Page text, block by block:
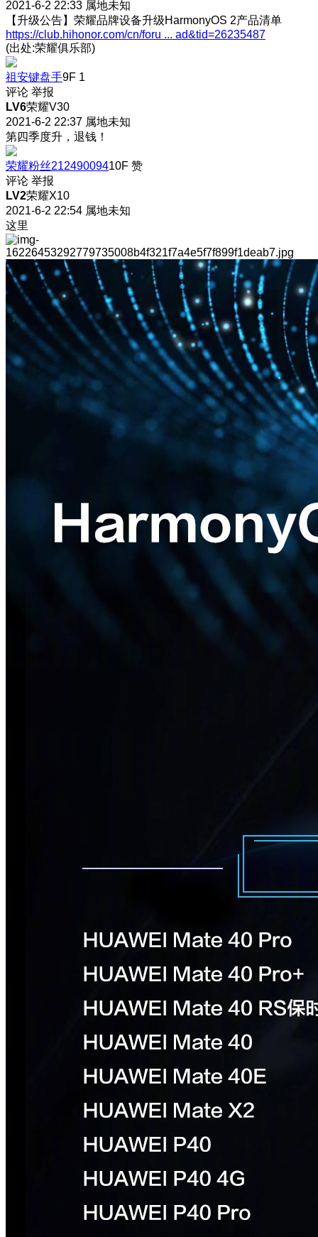
2021-6-2 22:33 属地未知
【升级公告】荣耀品牌设备升级HarmonyOS 2产品清单
https://club.hihonor.com/cn/foru ... ad&tid=26235487
(出处:荣耀俱乐部)
祖安键盘手9F 1
评论 举报
LV6荣耀V30
2021-6-2 22:37 属地未知
第四季度升，退钱！
荣耀粉丝21249009410F 赞
评论 举报
LV2荣耀X10
2021-6-2 22:54 属地未知
这里